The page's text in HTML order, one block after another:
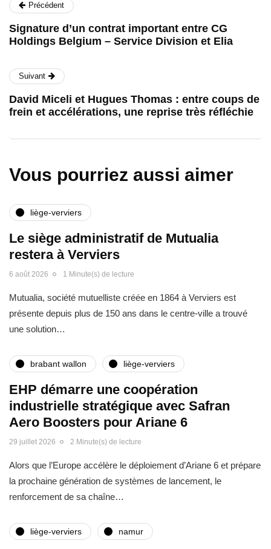
Précédent
Signature d’un contrat important entre CG
Holdings Belgium – Service Division et Elia
Suivant
David Miceli et Hugues Thomas : entre coups de
frein et accélérations, une reprise très réfléchie
Vous pourriez aussi aimer
liège-verviers
Le siège administratif de Mutualia
restera à Verviers
6 août 2026 1 Minute(s) de lecture
Mutualia, société mutuelliste créée en 1864 à Verviers est
présente depuis plus de 150 ans dans le centre-ville a trouvé
une solution…
brabant wallon liège-verviers
EHP démarre une coopération
industrielle stratégique avec Safran
Aero Boosters pour Ariane 6
29 juillet 2026 2 Minute(s) de lecture
Alors que l’Europe accélère le déploiement d’Ariane 6 et prépare
la prochaine génération de systèmes de lancement, le
renforcement de sa chaîne…
liège-verviers namur